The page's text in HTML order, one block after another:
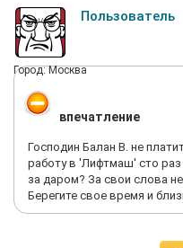
Пользователь
Город: Москва
впечатление
Господин Балан В. не
работу в 'Лифтмаш' сто
за даром? За свои слова
Берегите свое время и